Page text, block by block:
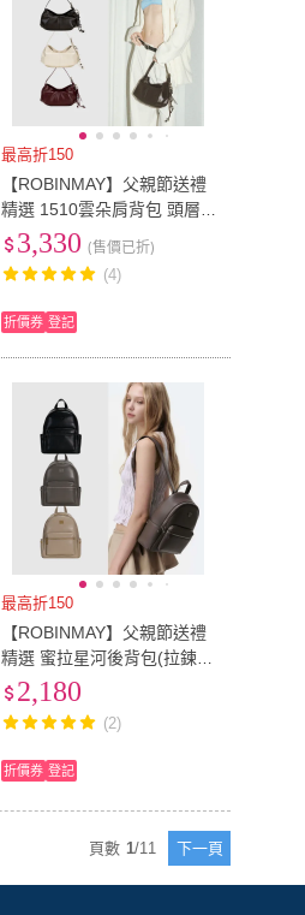
最高折150
【ROBINMAY】父親節送禮
精選 1510雲朵肩背包 頭層
皮 (隱形磁扣封口/多色任選/
ELLY設計師系列)
3,330 (售價已折)
(4)
折價券 登記
最高折150
【ROBINMAY】父親節送禮
精選 蜜拉星河後背包(拉鍊封
口/多色任選/女包)
2,180
(2)
折價券 登記
頁數 1/11 下一頁